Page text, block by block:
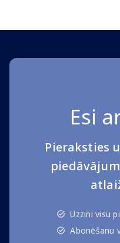
Esi
Pieraksties
Uzzini visu
Abonēšanu